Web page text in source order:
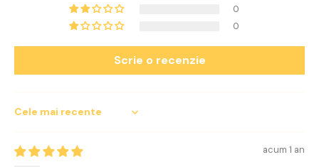
0
0
Scrie o recenzie
Sort by
acum 1 an